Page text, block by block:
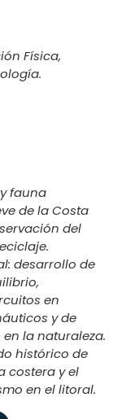
Física,
fauna
de la Costa
del
desarrollo de
en
y de
la naturaleza.
histórico de
costera y el
en el litoral.